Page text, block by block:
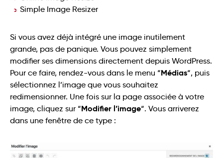
Simple Image Resizer
Si vous avez déjà intégré une image inutilement
grande, pas de panique. Vous pouvez simplement
modifier ses dimensions directement depuis WordPress.
Pour ce faire, rendez-vous dans le menu “Médias“, puis
sélectionnez l’image que vous souhaitez
redimensionner. Une fois sur la page associée à votre
image, cliquez sur “Modifier l’image“. Vous arriverez
dans une fenêtre de ce type :